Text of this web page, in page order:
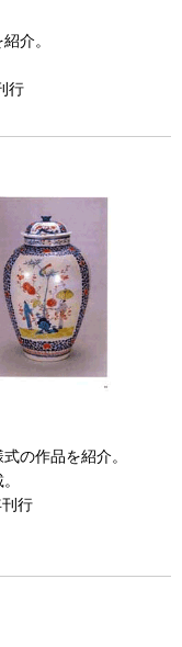
介。
行
の作品を紹介。
行